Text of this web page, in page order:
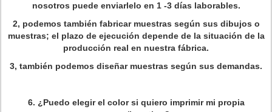
nosotros puede enviarlelo en 1 -3 días laborables.
2, podemos también fabricar muestras según sus dibujos o
muestras; el plazo de ejecución depende de la situación de la
producción real en nuestra fábrica.
3, también podemos diseñar muestras según sus demandas.
6. ¿Puedo elegir el color si quiero imprimir mi propia